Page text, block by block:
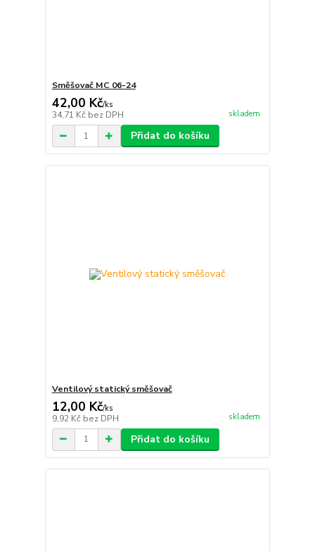
Směšovač MC 06-24
42,00 Kč/ks
34,71 Kč bez DPH skladem
Přidat do košíku
Ventilový statický směšovač
12,00 Kč/ks
9,92 Kč bez DPH skladem
Přidat do košíku